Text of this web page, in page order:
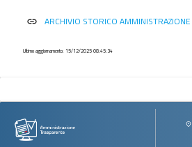
contributi
vantaggi
immobili
e
link ARCHIVIO STORICO
Ultimo aggiornamento: 15/12/2025 08:45:34